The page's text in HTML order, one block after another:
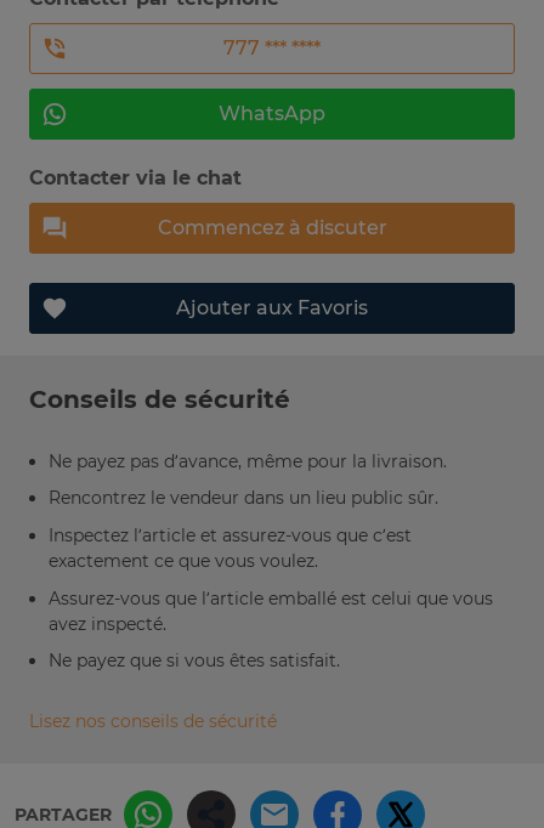
777 *** ****
WhatsApp
Contacter via le chat
Commencez à discuter
Ajouter aux Favoris
Conseils de sécurité
Ne payez pas d’avance, même pour la livraison.
Rencontrez le vendeur dans un lieu public sûr.
Inspectez l’article et assurez-vous que c’est
exactement ce que vous voulez.
Assurez-vous que l’article emballé est celui que vous
avez inspecté.
Ne payez que si vous êtes satisfait.
Lisez nos conseils de sécurité
PARTAGER